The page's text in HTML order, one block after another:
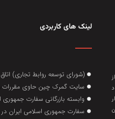
از
لینک های کاربردی
(شورای توسعه روابط تجاری)
سایت گمرک چین حاوی مقررات و
وابسته بازرگانی سفارت جمهوری
سفارت جمهوری اسلامی ایران